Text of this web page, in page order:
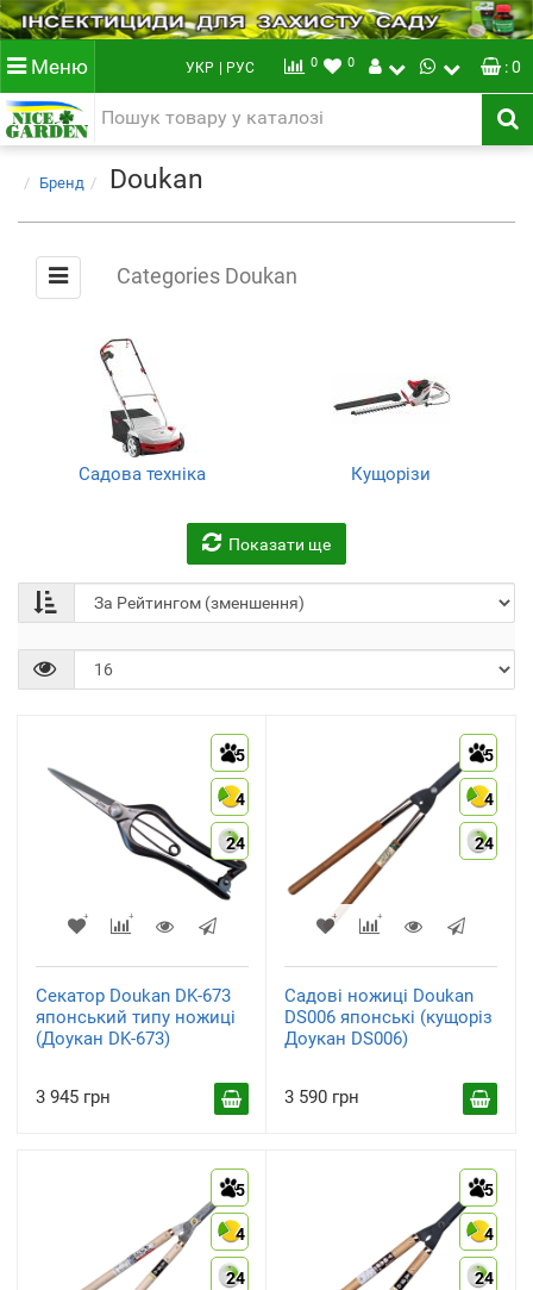
Меню УКР | РУС 0 0 : 0
Бренд Doukan
Categories Doukan
Садова техніка Кущорізи
Садові ножиці
(2)
Показати ще
5
4
24
Секатор Doukan DK-673
японський типу ножиці
(Доукан DK-673)
3 945 грн
5
4
24
Садові ножиці Doukan
DS006 японські (кущоріз
Доукан DS006)
3 590 грн
5
4
24
5
4
24